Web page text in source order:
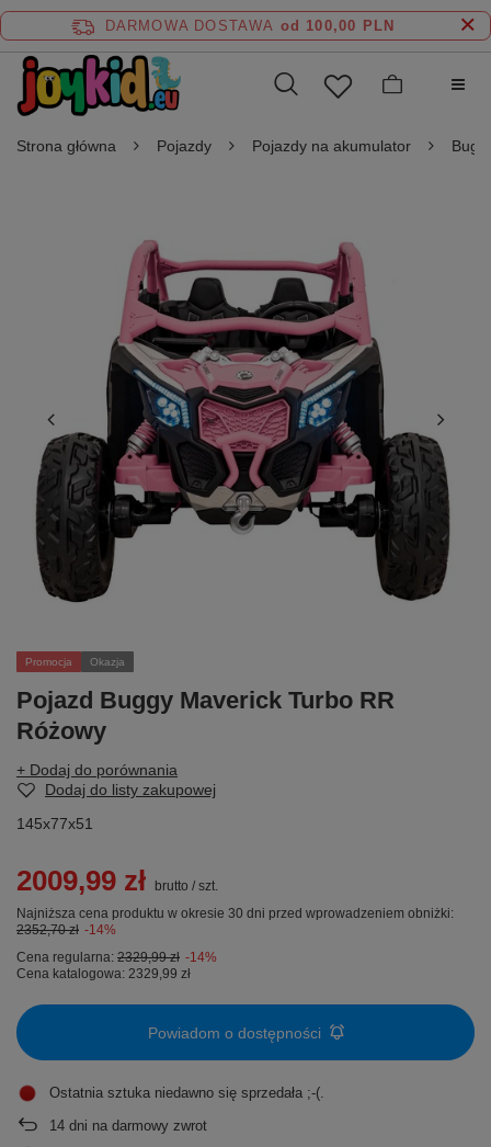
DARMOWA DOSTAWA od 100,00 PLN
Strona główna Pojazdy Pojazdy na akumulator
Promocja Okazja
Pojazd Buggy Maverick Turbo RR
Różowy
+ Dodaj do porównania
Dodaj do listy zakupowej
145x77x51
2009,99 zł brutto / szt.
Najniższa cena produktu w okresie 30 dni przed wprowadzeniem obniżki:
2352,70 zł -14%
Cena regularna: 2329,99 zł -14%
Cena katalogowa: 2329,99 zł
Powiadom o dostępności
Ostatnia sztuka niedawno się sprzedała ;-(
14 dni na darmowy zwrot